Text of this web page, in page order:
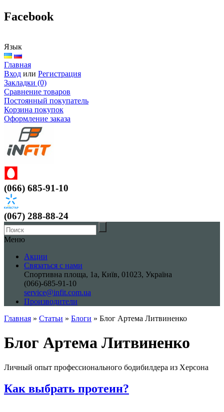
Facebook
Язык
Главная
Вход или Регистрация
Закладки (0)
Сравнение товаров
Постоянный покупатель
Корзина покупок
Оформление заказа
(066) 685-91-10
(067) 288-88-24
Меню
Акции
Связаться с нами
Спортивна площа, 1a, Київ, 01023, Україна
(066)-685-91-10
service@infit.com.ua
Производители
Главная » Статьи » Блоги » Блог Артема Литвиненко
Блог Артема Литвиненко
Личный опыт профессионального бодибилдера из Херсона
Как выбрать протеин?